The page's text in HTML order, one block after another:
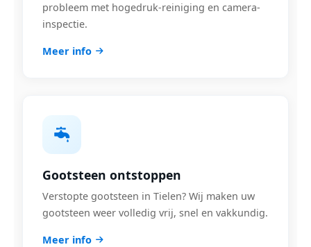
probleem met hogedruk-reiniging en camera-
inspectie.
Meer info
Gootsteen ontstoppen
Verstopte gootsteen in Tielen? Wij maken uw
gootsteen weer volledig vrij, snel en vakkundig.
Meer info